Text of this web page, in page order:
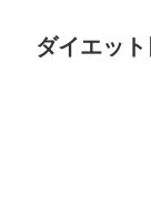
ダイエッ